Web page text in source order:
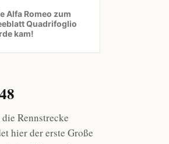
Alfa Romeo zum
Quadrifoglio
kam!
Rennstrecke
hier der erste Große